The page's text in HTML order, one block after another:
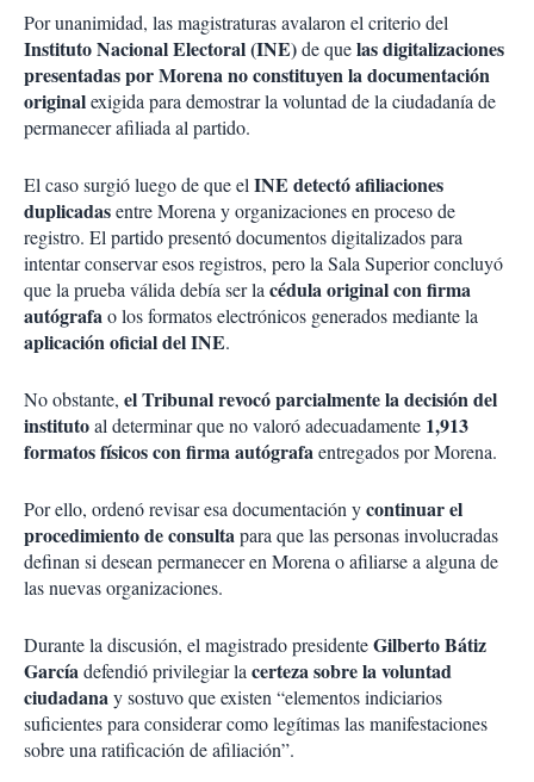
Por unanimidad, las magistraturas avalaron el criterio del
Instituto Nacional Electoral (INE)de quelas digitalizaciones
presentadas por Morena no constituyen la documentación
originalexigida para demostrar la voluntad de la ciudadanía de
permanecer afiliada al partido.
El caso surgió luego de que elINE detectó afiliaciones
duplicadasentre Morena y organizaciones en proceso de
registro. El partido presentó documentos digitalizados para
intentar conservar esos registros, pero la Sala Superior concluyó
que la prueba válida debía ser lacédula original con firma
autógrafao los formatos electrónicos generados mediante la
aplicación oficial del INE.
No obstante, el Tribunal revocó parcialmente la decisión del
institutoal determinar que no valoró adecuadamente 1,913
formatos físicos con firma autógrafaentregados por Morena.
Por ello, ordenó revisar esa documentación ycontinuar el
procedimiento de consultapara que las personas involucradas
definan si desean permanecer en Morena o afiliarse a alguna de
las nuevas organizaciones.
Durante la discusión, el magistrado presidenteGilberto Bátiz
Garcíadefendió privilegiar lacerteza sobre la voluntad
ciudadanay sostuvo que existen “elementos indiciarios
suficientes para considerar como legítimas las manifestaciones
sobre una ratificación de afiliación”.